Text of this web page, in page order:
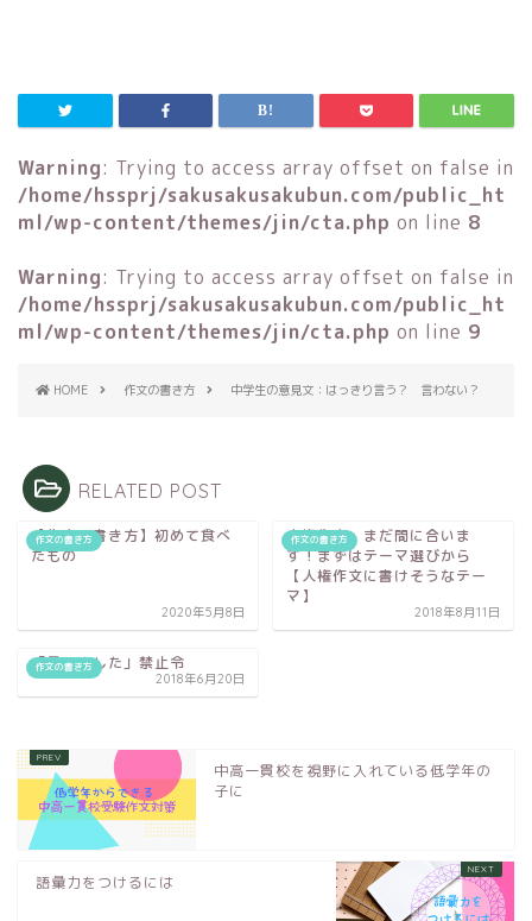
Warning: Trying to access array offset on false in
/home/hssprj/sakusakusakubun.com/public_ht
ml/wp-content/themes/jin/cta.php on line 8
Warning: Trying to access array offset on false in
/home/hssprj/sakusakusakubun.com/public_ht
ml/wp-content/themes/jin/cta.php on line 9
HOME 作文の書き方 中学生の意見文：はっきり言う？ 言わない？
RELATED POST
作文の書き方
【作文の書き方】初めて食べ
たもの
2020年5月8日
作文の書き方
人権作文、まだ間に合いま
す！まずはテーマ選びから
【人権作文に書けそうなテー
マ】
2018年8月11日
作文の書き方
「言いました」禁止令
2018年6月20日
中高一貫校を視野に入れている低学年の
子に
語彙力をつけるには